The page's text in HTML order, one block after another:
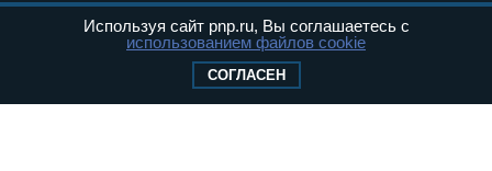
связи, информационных технологий и
массовых коммуникаций (Роскомнадзор) 05
Свидетельство о регистрации Эл № ФС77-
Используя сайт pnp.ru, Вы соглашаетесь с
использованием файлов cookie
СОГЛАСЕН